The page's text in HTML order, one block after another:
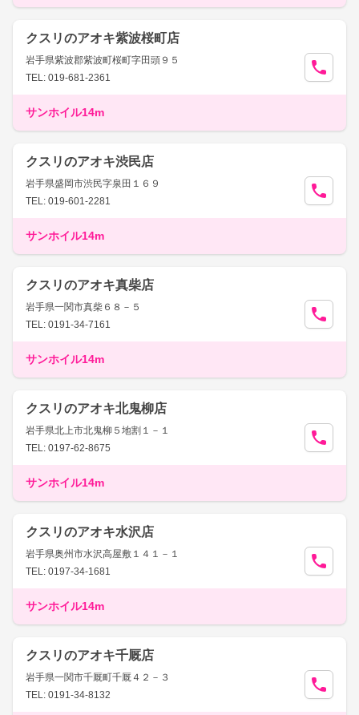
クスリのアオキ紫波桜町店
岩手県紫波郡紫波町桜町字田頭９５
TEL: 019-681-2361
サンホイル14m
クスリのアオキ渋民店
岩手県盛岡市渋民字泉田１６９
TEL: 019-601-2281
サンホイル14m
クスリのアオキ真柴店
岩手県一関市真柴６８－５
TEL: 0191-34-7161
サンホイル14m
クスリのアオキ北鬼柳店
岩手県北上市北鬼柳５地割１－１
TEL: 0197-62-8675
サンホイル14m
クスリのアオキ水沢店
岩手県奥州市水沢高屋敷１４１－１
TEL: 0197-34-1681
サンホイル14m
クスリのアオキ千厩店
岩手県一関市千厩町千厩４２－３
TEL: 0191-34-8132